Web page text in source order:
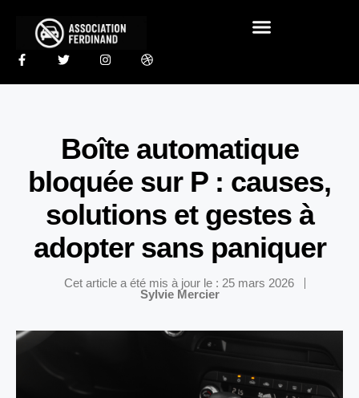
Boîte automatique
bloquée sur P : causes,
solutions et gestes à
adopter sans paniquer
Cet article a été mis à jour le : 25 mars 2026
Sylvie Mercier